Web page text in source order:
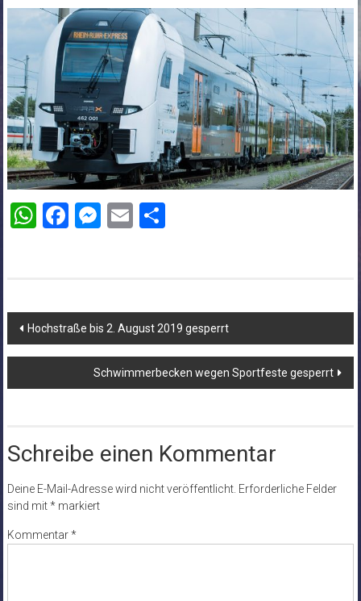
WhatsApp
Facebook
Messenger
Email
Beitragsnavigation
Hochstraße bis 2. August 2019 gesperrt
Schwimmerbecken wegen Sportfeste gesperrt
Schreibe einen Kommentar
Deine E-Mail-Adresse wird nicht veröffentlicht. Erforderliche Felder
sind mit*markiert
Kommentar*